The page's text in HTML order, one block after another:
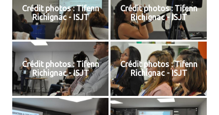
Crédit photos : Tifenn
Richignac - ISJT
Crédit photos : Tifenn
Richignac - ISJT
Crédit photos : Tifenn
Richignac - ISJT
Crédit photos : Tifenn
Richignac - ISJT